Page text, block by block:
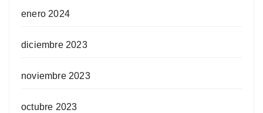
enero 2024
diciembre 2023
noviembre 2023
octubre 2023